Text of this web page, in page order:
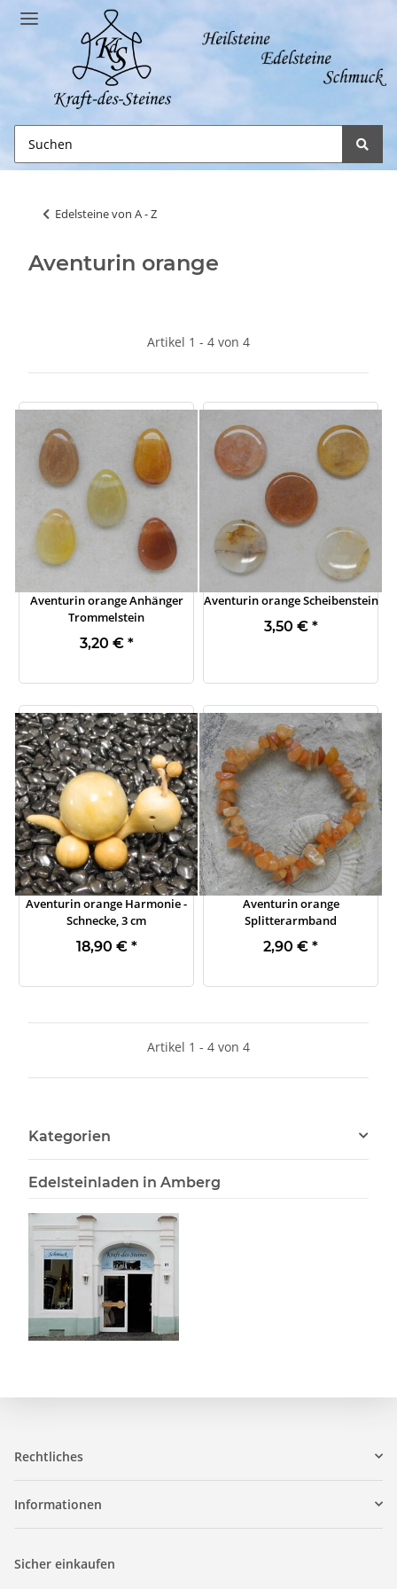
Edelsteine von A - Z
Aventurin orange
Artikel 1 - 4 von 4
Aventurin orange Anhänger
Trommelstein
3,20 € *
Aventurin orange Scheibenstein
3,50 € *
Aventurin orange Harmonie -
Schnecke, 3 cm
18,90 € *
Aventurin orange
Splitterarmband
2,90 € *
Artikel 1 - 4 von 4
Kategorien
Edelsteinladen in Amberg
Rechtliches
Informationen
Sicher einkaufen